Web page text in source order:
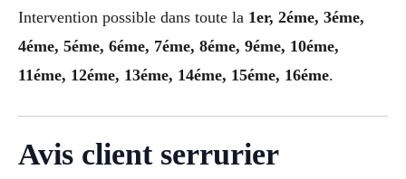
Intervention possible dans toute la 1er, 2éme, 3éme,
4éme, 5éme, 6éme, 7éme, 8éme, 9éme, 10éme,
11éme, 12éme, 13éme, 14éme, 15éme, 16éme.
Avis client serrurier